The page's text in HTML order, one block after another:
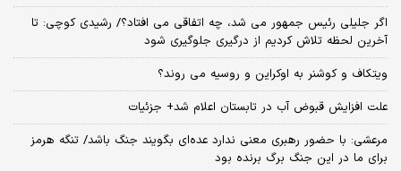
اگر جلیلی رئیس جمهور می شد، چه اتفاقی می افتاد؟/ رشیدی کوچی: تا
آخرین لحظه تلاش کردیم از درگیری جلوگیری شود
ویتکاف و کوشنر به اوکراین و روسیه می روند؟
علت افزایش قبوض آب در تابستان اعلام شد+ جزئیات
مرعشی: با حضور رهبری معنی ندارد عده‌ای بگویند جنگ باشد/ تنگه هرمز
برای ما در این جنگ برگ برنده بود